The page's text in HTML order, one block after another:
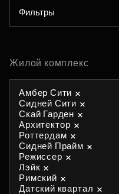
Фильтры
Жилой комплекс
Амбер Сити
Сидней Сити
Скай Гарден
Архитектор
Роттердам
Сидней Прайм
Режиссер
Лэйк
Римский
Датский квартал